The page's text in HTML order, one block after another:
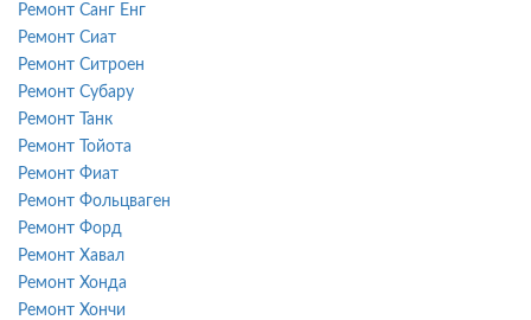
Ремонт Санг Енг
Ремонт Сиат
Ремонт Ситроен
Ремонт Субару
Ремонт Танк
Ремонт Тойота
Ремонт Фиат
Ремонт Фольцваген
Ремонт Форд
Ремонт Хавал
Ремонт Хонда
Ремонт Хончи